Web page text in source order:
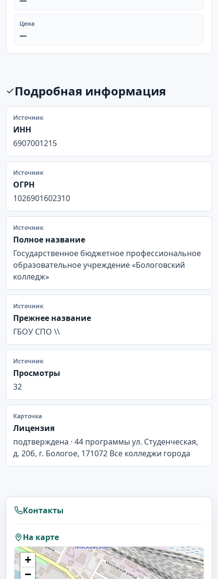
Цена
—
Подробная информация
Источник
ИНН
6907001215
Источник
ОГРН
1026901602310
Источник
Полное название
Государственное бюджетное профессиональное
образовательное учреждение «Бологовский
колледж»
Источник
Прежнее название
ГБОУ СПО \\
Источник
Просмотры
32
Карточка
Лицензия
подтверждена · 44 программы ул. Студенческая,
д. 20б, г. Бологое, 171072 Все колледжи города
Контакты
На карте
+
−